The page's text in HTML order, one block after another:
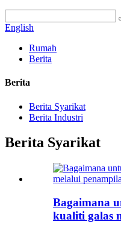
English
Rumah
Berita
Berita
Berita Syarikat
Berita Industri
Berita Syarikat
Bagaimana
kualiti galas